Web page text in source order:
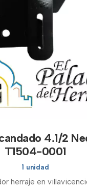
4.1/2
T1504-0001
1 unidad
herraje en